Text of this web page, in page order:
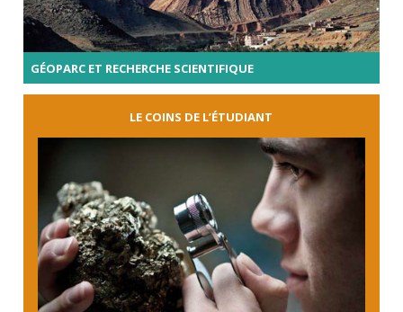
GÉOPARC ET RECHERCHE SCIENTIFIQUE
LE COINS DE L’ÉTUDIANT